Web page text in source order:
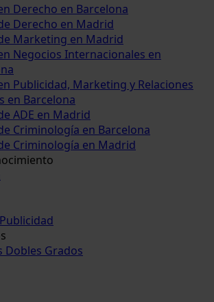
Derecho en Barcelona
Derecho en Madrid
Marketing en Madrid
Negocios Internacionales en
Publicidad, Marketing y Relaciones
en Barcelona
ADE en Madrid
Criminología en Barcelona
Criminología en Madrid
Dobles Grados